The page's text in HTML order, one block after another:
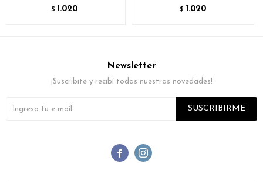
$ 1.020 $ 1.020
 
Newsletter
¡Suscribite y recibí todas nuestras novedades!
SUSCRIBIRME